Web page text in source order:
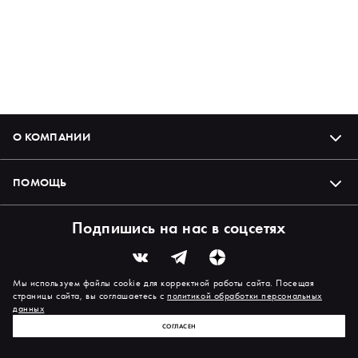
О КОМПАНИИ
ПОМОЩЬ
Подпишись на нас в соцсетях
Мы используем файлы cookie для корректной работы сайта. Посещая
страницы сайта, вы соглашаетесь сполитикой обработки персональных
данных
СОГЛАСЕН